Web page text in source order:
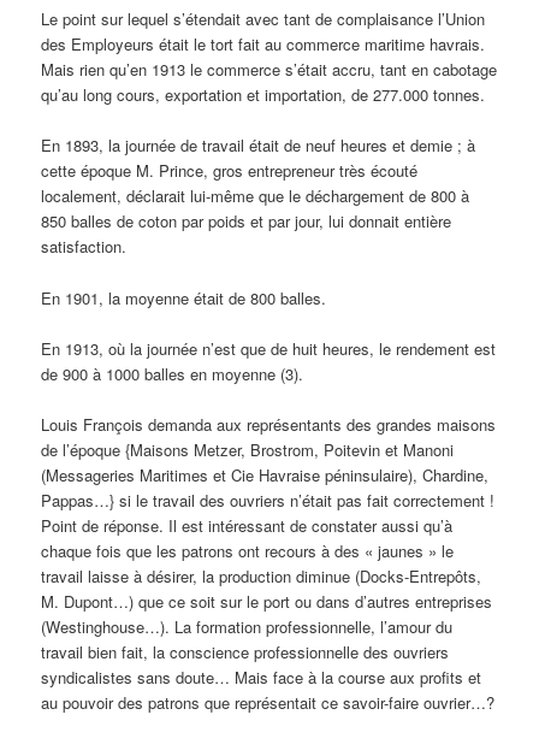
Le point sur lequel s’étendait avec tant de complaisance l’Union
des Employeurs était le tort fait au commerce maritime havrais.
Mais rien qu’en 1913 le commerce s’était accru, tant en cabotage
qu’au long cours, exportation et importation, de 277.000 tonnes.
En 1893, la journée de travail était de neuf heures et demie ; à
cette époque M. Prince, gros entrepreneur très écouté
localement, déclarait lui-même que le déchargement de 800 à
850 balles de coton par poids et par jour, lui donnait entière
satisfaction.
En 1901, la moyenne était de 800 balles.
En 1913, où la journée n’est que de huit heures, le rendement est
de 900 à 1000 balles en moyenne (3).
Louis François demanda aux représentants des grandes maisons
de l’époque {Maisons Metzer, Brostrom, Poitevin et Manoni
(Messageries Maritimes et Cie Havraise péninsulaire), Chardine,
Pappas…} si le travail des ouvriers n’était pas fait correctement !
Point de réponse. Il est intéressant de constater aussi qu’à
chaque fois que les patrons ont recours à des « jaunes » le
travail laisse à désirer, la production diminue (Docks-Entrepôts,
M. Dupont…) que ce soit sur le port ou dans d’autres entreprises
(Westinghouse…). La formation professionnelle, l’amour du
travail bien fait, la conscience professionnelle des ouvriers
syndicalistes sans doute… Mais face à la course aux profits et
au pouvoir des patrons que représentait ce savoir-faire ouvrier…?